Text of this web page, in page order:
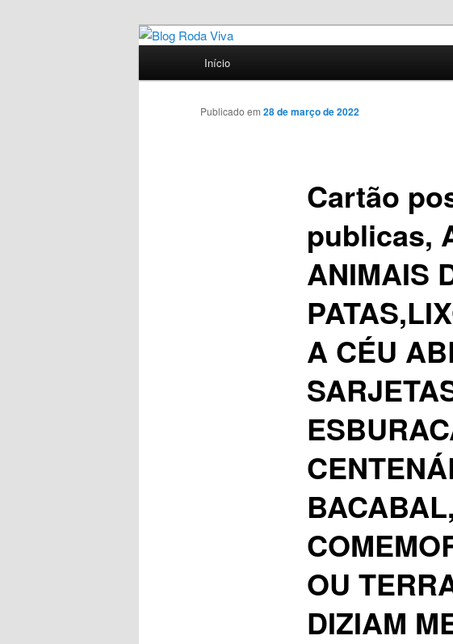
Blog Roda Viva
Jornalismo sério comprometido com a verdade
Início
Cartão
publicas,
ANIMAIS
A CÉU
OU
DIZIAM
Publicado em 28 de março de 2022